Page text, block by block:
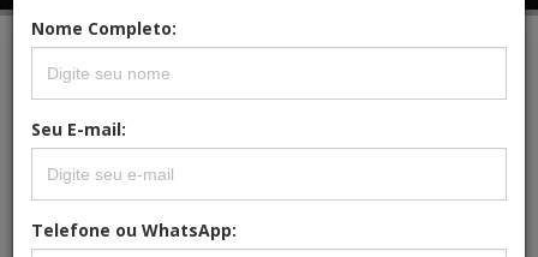
REFERÊNCIA: TEP113
LOTE / TERRENO RESIDENCIAL,
RESIDENCIAL PARA VENDA,
GOLFINHO, BALNEÁRIO ARROIO DO
SILVA
Nome Completo:
Seu E-mail:
Telefone ou WhatsApp: